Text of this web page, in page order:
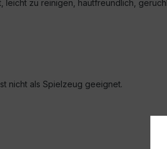
leicht zu reinigen, hautfreundlich,
nicht als Spielzeug geeignet.